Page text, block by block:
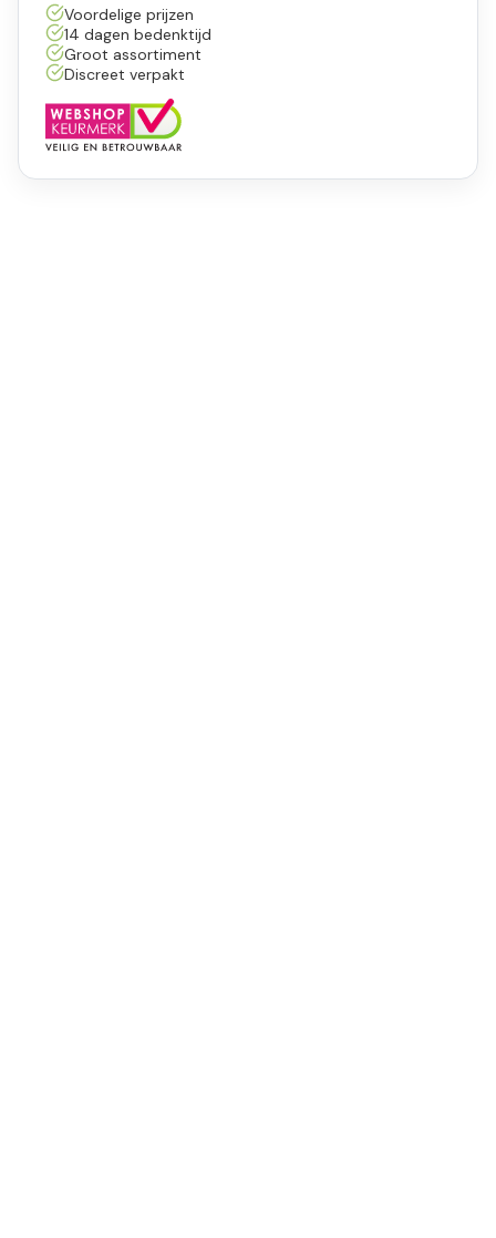
Voordelige prijzen
14 dagen bedenktijd
Groot assortiment
Discreet verpakt